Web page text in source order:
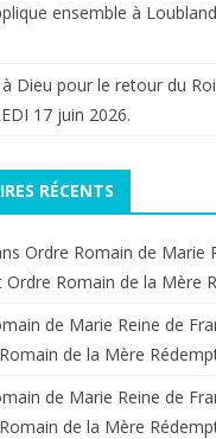
ensemble à
Dieu pour le retour du
17 juin 2026.
RÉCENTS
Ordre Romain de Marie
Ordre Romain de la Mère
de Marie Reine de
de la Mère
de Marie Reine de
de la Mère